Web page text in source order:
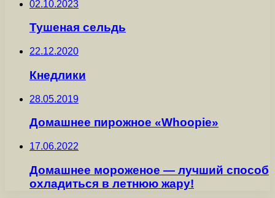
02.10.2023
Тушеная сельдь
22.12.2020
Кнедлики
28.05.2019
Домашнее пирожное «Whoopie»
17.06.2022
Домашнее мороженое — лучший способ
охладиться в летнюю жару!